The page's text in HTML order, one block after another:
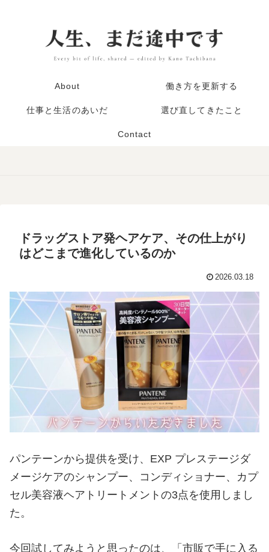
About 働き方を更新する
仕事と生活のあいだ 選び直してきたこと
Contact
ドラッグストア発ヘアケア、その仕上がり
はどこまで進化しているのか
2026.03.18
パンテーンから提供を受け、EXP プレステージダ
メージケアのシャンプー、コンディショナー、カプ
セル美容液ヘアトリートメントの3点を使用しまし
た。
今回試してみようと思ったのは、「市販で手に入る